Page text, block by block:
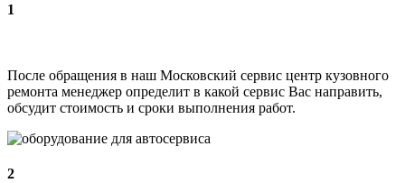
1
После обращения в наш Московский сервис центр кузовного
ремонта менеджер определит в какой сервис Вас направить,
обсудит стоимость и сроки выполнения работ.
2